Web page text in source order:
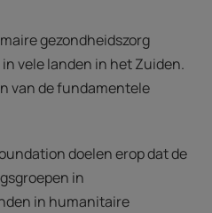
gezondheidszorg
vele landen in het Zuiden.
van de fundamentele
doelen erop dat de
in
in humanitaire